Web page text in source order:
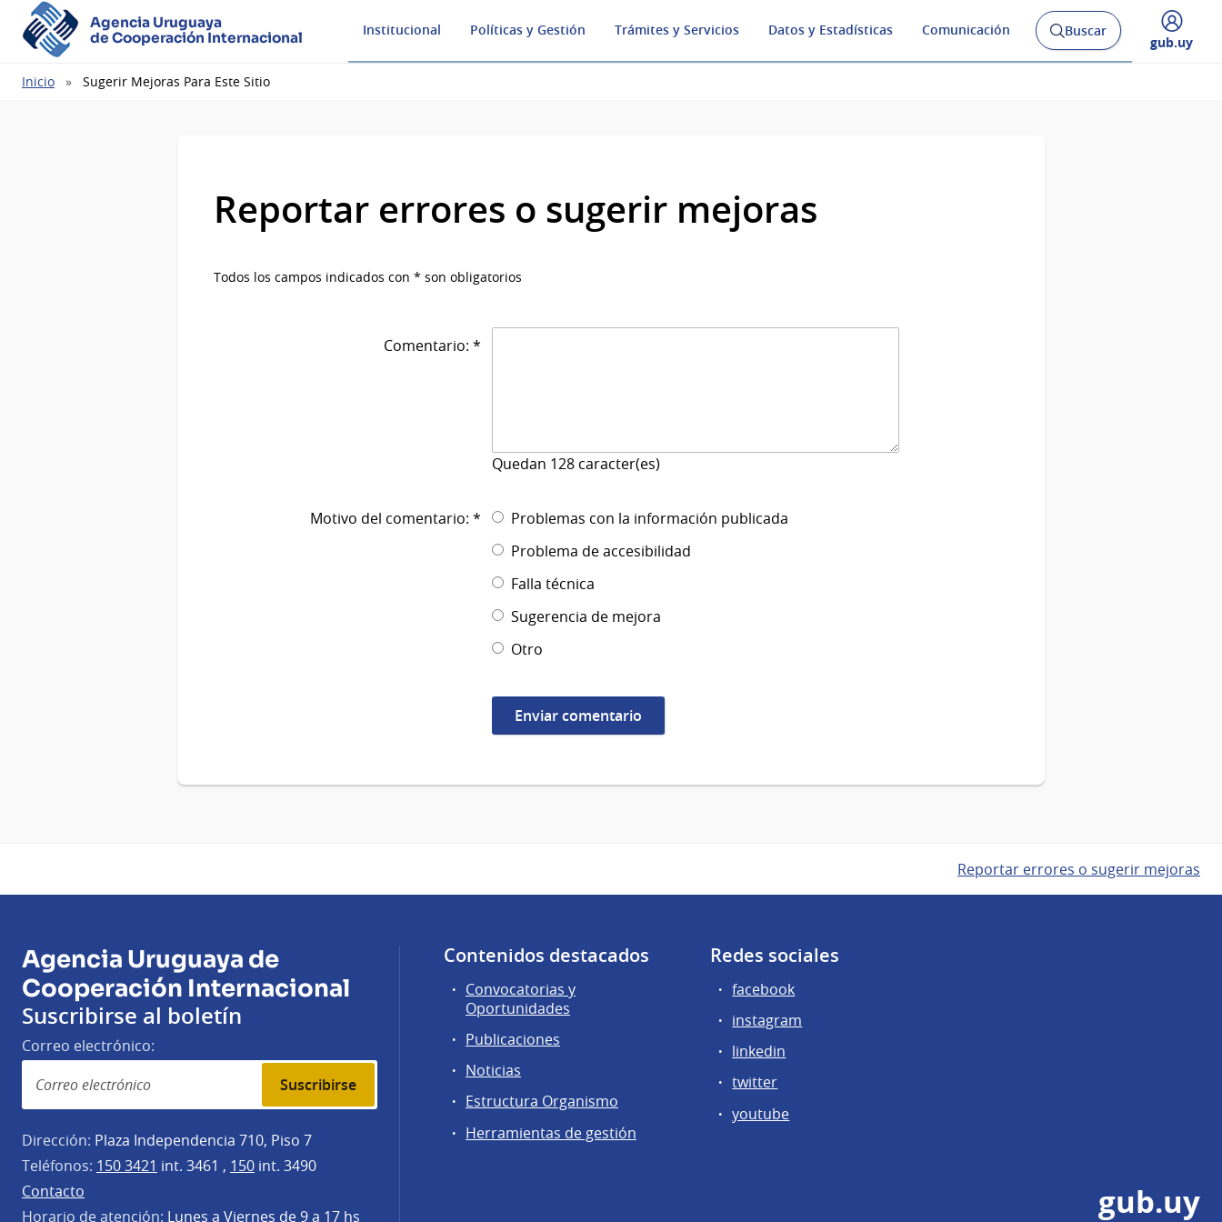
Agencia Uruguaya
de Cooperación Internacional
Institucional Políticas y Gestión Trámites y Servicios Datos y Estadísticas Comunicación
Abrir
buscador
Buscar
Desplegar
gub.uy
Ruta
Inicio Sugerir Mejoras Para Este Sitio
Reportar errores o sugerir mejoras
Todos los campos indicados con * son obligatorios
Comentario: *
Quedan 128 caracter(es)
Motivo del comentario: *
Problemas con la información publicada
Problema de accesibilidad
Falla técnica
Sugerencia de mejora
Otro
Reportar errores o sugerir mejoras
Agencia Uruguaya de
Cooperación Internacional
Suscribirse al boletín
Correo electrónico:
Suscribirse
Dirección: Plaza Independencia 710, Piso 7
Teléfonos: 150 3421 int. 3461 , 150 int. 3490
Contacto
Horario de atención: Lunes a Viernes de 9 a 17 hs
Contenidos destacados
Convocatorias y
Oportunidades
Publicaciones
Noticias
Estructura Organismo
Herramientas de gestión
Redes sociales
facebook
instagram
linkedin
twitter
youtube
gub.uy